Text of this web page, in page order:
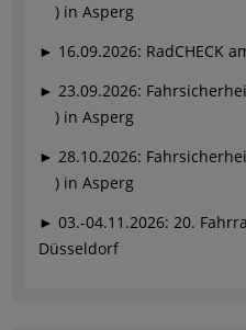
) in Asperg
► 16.09.2026: RadCHECK
► 23.09.2026:
) in Asperg
► 28.10.2026:
) in Asperg
► 03.-04.11.2026: 20.
Düsseldorf